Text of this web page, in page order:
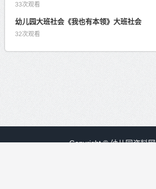
33次观看
幼儿园大班社会《我也有本领》大班社会
32次观看
Copyright © 幼儿园资料网